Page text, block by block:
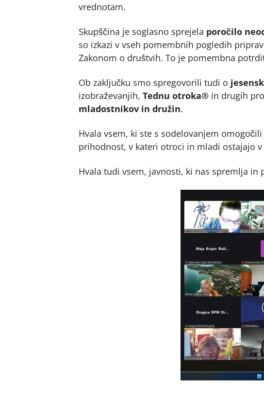
vrednotam.
Skupščina je soglasno sprejela poročilo
so izkazi v vseh pomembnih pogledih
Zakonom o društvih. To je pomembna
Ob zaključku smo spregovorili tudi o
izobraževanjih, Tednu otroka® in drugih
mladostnikov in družin.
Hvala vsem, ki ste s sodelovanjem
prihodnost, v kateri otroci in mladi ostajajo
Hvala tudi vsem, javnosti, ki nas spremlja in